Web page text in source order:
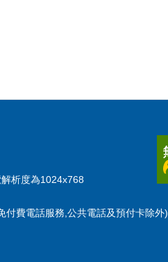
析度為1024x768
費電話服務,公共電話及預付卡除外)